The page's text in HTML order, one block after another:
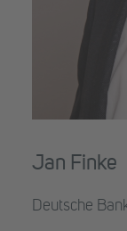
Jan Finke
Deutsche